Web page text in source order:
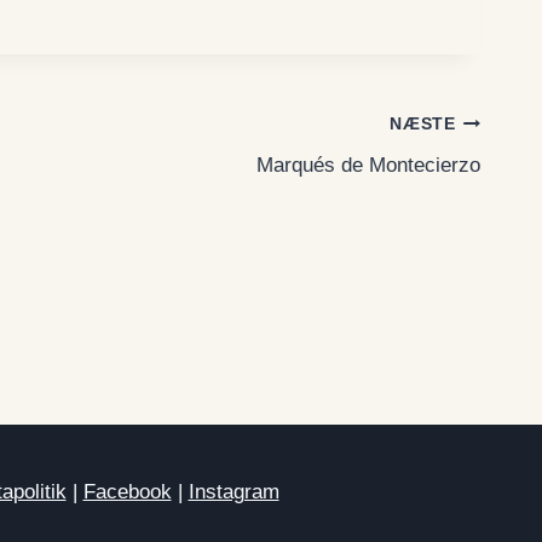
NÆSTE
Marqués de Montecierzo
| Facebook| Instagram